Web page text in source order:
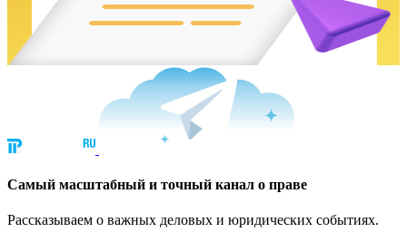
Cамый масштабный и точный канал о праве
Рассказываем о важных деловых и юридических событиях.